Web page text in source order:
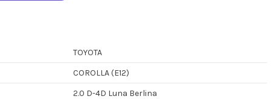
TOYOTA
COROLLA (E12)
2.0 D-4D Luna Berlina